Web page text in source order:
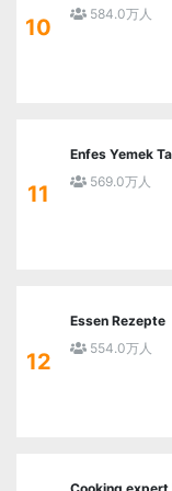
10
584.0万人
11
Enfes Yemek
569.0万人
12
Essen Rezepte
554.0万人